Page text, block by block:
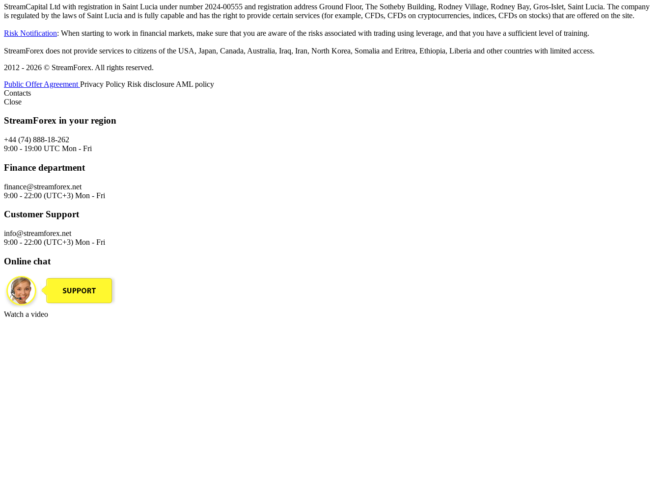
StreamCapital Ltd with registration in Saint Lucia under number 2024-00555 and registration address Ground Floor, The Sotheby Building, Rodney Village, Rodney Bay, Gros-Islet, Saint Lucia. The company
is regulated by the laws of Saint Lucia and is fully capable and has the right to provide certain services (for example, CFDs, CFDs on cryptocurrencies, indices, CFDs on stocks) that are offered on the site.
Risk Notification: When starting to work in financial markets, make sure that you are aware of the risks associated with trading using leverage, and that you have a sufficient level of training.
StreamForex does not provide services to citizens of the USA, Japan, Canada, Australia, Iraq, Iran, North Korea, Somalia and Eritrea, Ethiopia, Liberia and other countries with limited access.
2012 - 2026 © StreamForex. All rights reserved.
Public Offer Agreement Privacy Policy Risk disclosure AML policy
Contacts
Close
StreamForex in your region
+44 (74) 888-18-262
9:00 - 19:00 UTC Mon - Fri
Finance department
finance@streamforex.net
9:00 - 22:00 (UTC+3) Mon - Fri
Customer Support
info@streamforex.net
9:00 - 22:00 (UTC+3) Mon - Fri
Online chat
Watch a video